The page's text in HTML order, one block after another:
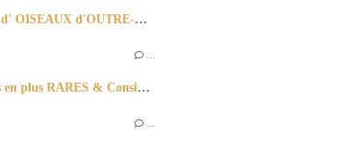
QUATRE ESPECES d' OISEAUX d'OUTRE-MER : 4 ESPECES SOIT: (2) COLIBRIS (1) TERPSIPHONE &(1) TOUCAN
10 OISEAUX de plus en plus RARES & Considérés comme LES PLUS BEAUX